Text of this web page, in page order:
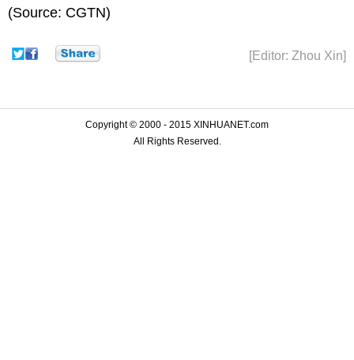
(Source: CGTN)
[Editor: Zhou Xin]
Copyright © 2000 - 2015 XINHUANET.com
All Rights Reserved.